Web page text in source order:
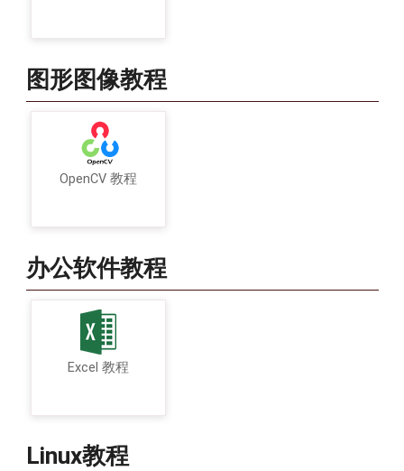
图形图像教程
OpenCV 教程
办公软件教程
Excel 教程
Linux教程